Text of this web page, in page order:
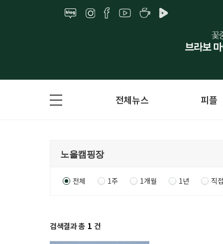
전체뉴스 피플
전체 1주 1개월 1년 직
검색결과 총 1 건